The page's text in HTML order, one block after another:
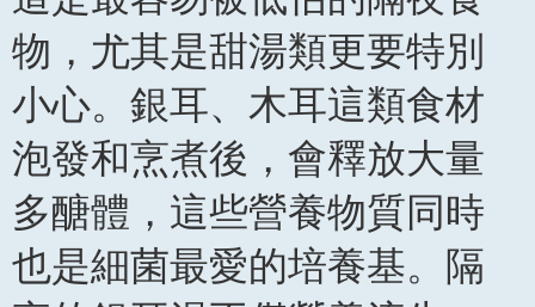
物，尤其是甜湯類更要特別
小心。銀耳、木耳這類食材
泡發和烹煮後，會釋放大量
多醣體，這些營養物質同時
也是細菌最愛的培養基。隔